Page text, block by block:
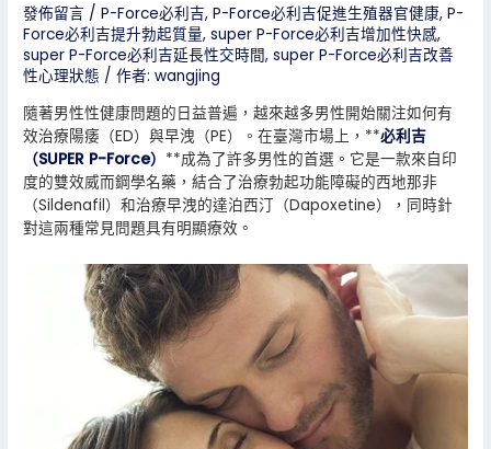
發佈留言 /P-Force必利吉,P-Force必利吉促進生殖器官健康,P-
Force必利吉提升勃起質量,super P-Force必利吉增加性快感,
super P-Force必利吉延長性交時間,super P-Force必利吉改善
性心理狀態 / 作者:wangjing
隨著男性性健康問題的日益普遍，越來越多男性開始關注如何有
效治療陽痿（ED）與早洩（PE）。在臺灣市場上，**必利吉
（SUPER P-Force） **成為了許多男性的首選。它是一款來自印
度的雙效威而鋼學名藥，結合了治療勃起功能障礙的西地那非
（Sildenafil）和治療早洩的達泊西汀（Dapoxetine），同時針
對這兩種常見問題具有明顯療效。